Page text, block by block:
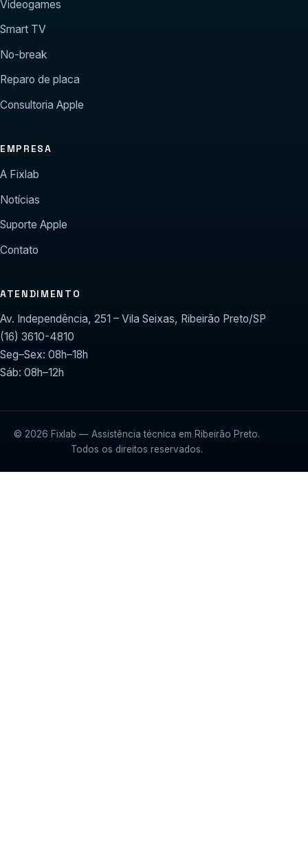
Videogames
Smart TV
No-break
Reparo de placa
Consultoria Apple
EMPRESA
A Fixlab
Notícias
Suporte Apple
Contato
ATENDIMENTO
Av. Independência, 251 – Vila Seixas, Ribeirão Preto/SP
(16) 3610-4810
Seg–Sex: 08h–18h
Sáb: 08h–12h
© 2026 Fixlab — Assistência técnica em Ribeirão Preto.
Todos os direitos reservados.